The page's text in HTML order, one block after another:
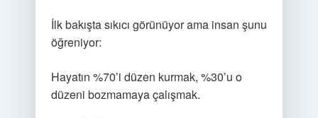
İlk bakışta sıkıcı görünüyor ama insan şunu
öğreniyor:
Hayatın %70’i düzen kurmak, %30’u o
düzeni bozmamaya çalışmak.